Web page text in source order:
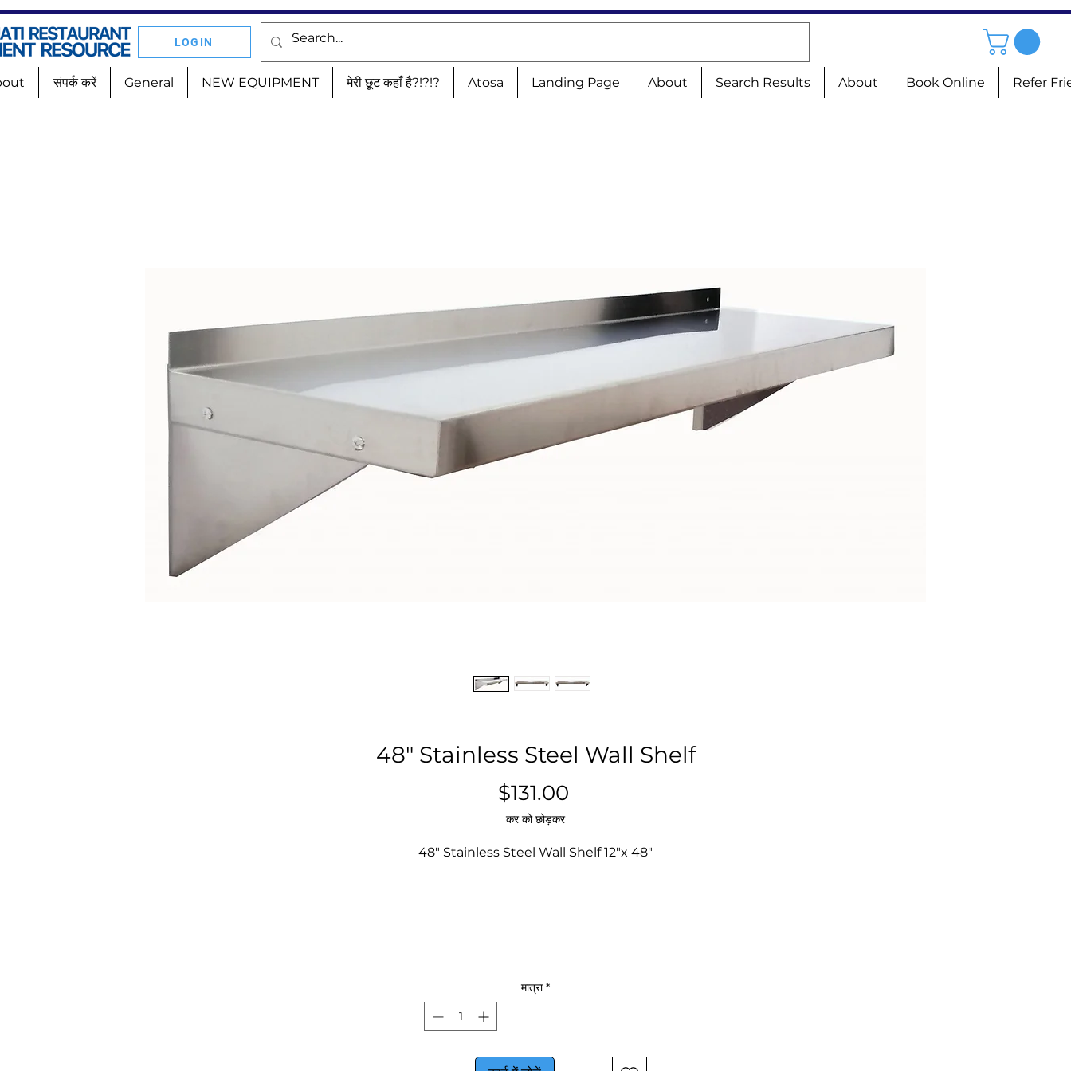
LOGIN
संपर्क करें General NEW EQUIPMENT मेरी छूट कहाँ है?!?!? Atosa Landing Page About Search Results About Book Online Refer
48″ Stainless Steel Wall Shelf
$131.00
कर को छोड़कर
48″ Stainless Steel Wall Shelf 12"x 48"
मात्रा *